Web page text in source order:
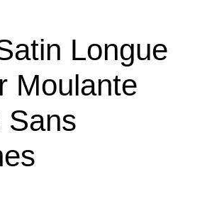
Longue
Moulante
Sans